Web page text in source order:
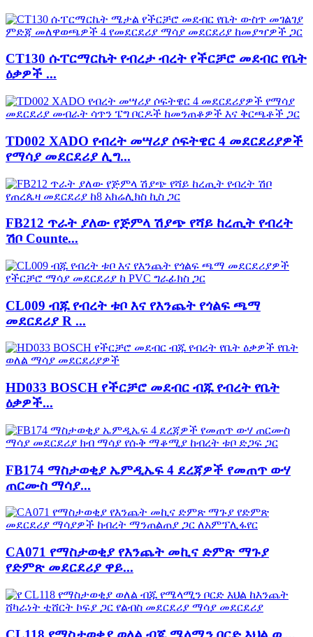
CT130 ሱፐርማርኬት የብረታ ብረት የችርቻሮ መደብር የቤት
ዕቃዎች ...
TD002 XADO የብረት መሣሪያ ሶፍትዌር 4 መደርደሪያዎች
የማሳያ መደርደሪያ ሊግ...
FB212 ጥራት ያለው የጅምላ ሽያጭ የሻይ ከረጢት የብረት
ሽቦ Counte...
CL009 ብጁ የብረት ቱቦ እና የእንጨት የጎልፍ ጫማ
መደርደሪያ R ...
HD033 BOSCH የችርቻሮ መደብር ብጁ የብረት የቤት
ዕቃዎች...
FB174 ማስታወቂያ ኤምዲኤፍ 4 ደረጃዎች የመጠጥ ውሃ
ጠርሙስ ማሳያ...
CA071 የማስታወቂያ የእንጨት መኪና ድምጽ ማጉያ
የድምጽ መደርደሪያ ዋይ...